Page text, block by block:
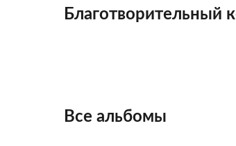
Благотворительный
Все альбомы